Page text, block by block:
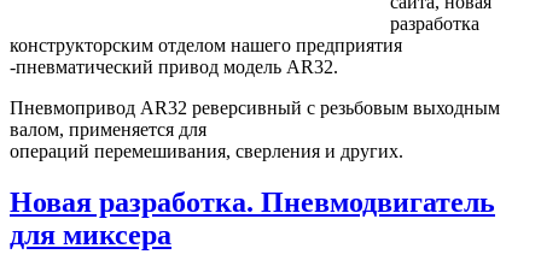
разработка
конструкторским отделом нашего предприятия
-пневматический привод модель AR32.
Пневмопривод AR32 реверсивный с резьбовым выходным
валом, применяется для
операций перемешивания, сверления и других.
Новая разработка. Пневмодвигатель
для миксера